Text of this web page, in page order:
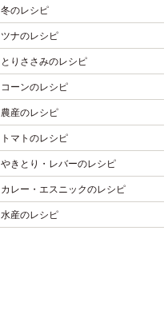
冬のレシピ
ツナのレシピ
とりささみのレシピ
コーンのレシピ
農産のレシピ
トマトのレシピ
やきとり・レバーのレシピ
カレー・エスニックのレシピ
水産のレシピ